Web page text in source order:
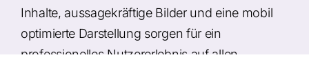
Inhalte, aussagekräftige Bilder und eine mobil
optimierte Darstellung sorgen für ein
professionelles Nutzererlebnis auf allen